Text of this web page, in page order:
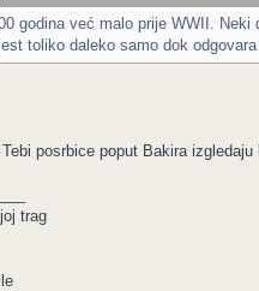
godina već malo prije WWII.
toliko daleko samo dok
posrbice poput Bakira
trag